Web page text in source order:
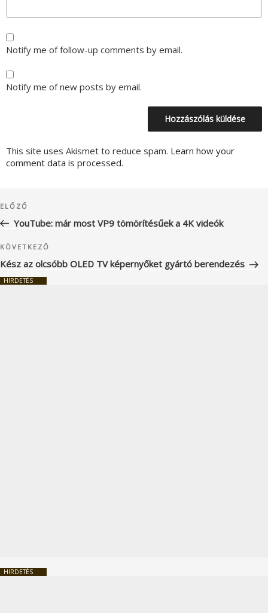
Notify me of follow-up comments by email.
Notify me of new posts by email.
This site uses Akismet to reduce spam. Learn how your
comment data is processed.
navigáció
Korábbi
bejegyzés
ELŐZŐ
YouTube: már most VP9 tömörítésűek a 4K videók
Következő
bejegyzés
KÖVETKEZŐ
Kész az olcsóbb OLED TV képernyőket gyártó berendezés
HIRDETÉS
HIRDETÉS